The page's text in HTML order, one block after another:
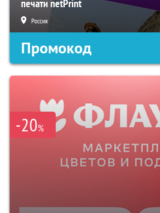
печати netPrint
Россия
Промокод
-20%